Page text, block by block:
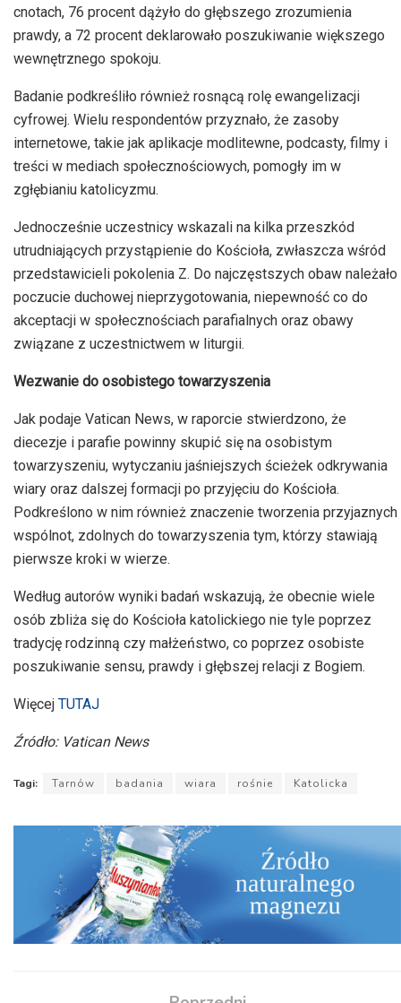
cnotach, 76 procent dążyło do głębszego zrozumienia
prawdy, a 72 procent deklarowało poszukiwanie większego
wewnętrznego spokoju.
Badanie podkreśliło również rosnącą rolę ewangelizacji
cyfrowej. Wielu respondentów przyznało, że zasoby
internetowe, takie jak aplikacje modlitewne, podcasty, filmy i
treści w mediach społecznościowych, pomogły im w
zgłębianiu katolicyzmu.
Jednocześnie uczestnicy wskazali na kilka przeszkód
utrudniających przystąpienie do Kościoła, zwłaszcza wśród
przedstawicieli pokolenia Z. Do najczęstszych obaw należało
poczucie duchowej nieprzygotowania, niepewność co do
akceptacji w społecznościach parafialnych oraz obawy
związane z uczestnictwem w liturgii.
Wezwanie do osobistego towarzyszenia
Jak podaje Vatican News, w raporcie stwierdzono, że
diecezje i parafie powinny skupić się na osobistym
towarzyszeniu, wytyczaniu jaśniejszych ścieżek odkrywania
wiary oraz dalszej formacji po przyjęciu do Kościoła.
Podkreślono w nim również znaczenie tworzenia przyjaznych
wspólnot, zdolnych do towarzyszenia tym, którzy stawiają
pierwsze kroki w wierze.
Według autorów wyniki badań wskazują, że obecnie wiele
osób zbliża się do Kościoła katolickiego nie tyle poprzez
tradycję rodzinną czy małżeństwo, co poprzez osobiste
poszukiwanie sensu, prawdy i głębszej relacji z Bogiem.
Więcej TUTAJ
Źródło: Vatican News
Tagi: Tarnów badania wiara rośnie Katolicka